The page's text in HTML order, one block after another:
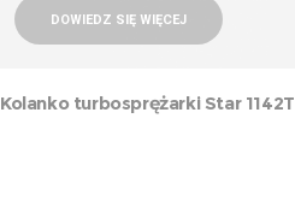
DOWIEDZ SIĘ WIĘCEJ
Kolanko turbosprężarki Star 1142T